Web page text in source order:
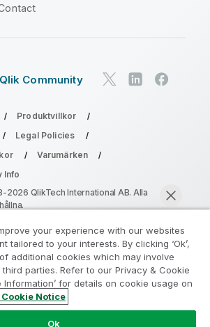
Qlik Community
Produktvillkor
Legal Policies
Varumärken
Info
2026 QlikTech International AB. Alla
Analytics
kompromissa med dina värdefulla
your experience with our websites
tailored to your interests. By clicking ‘Ok’,
additional cookies which may involve
parties. Refer to our Privacy & Cookie
Information’ for details on cookie usage on
Notice
Ok